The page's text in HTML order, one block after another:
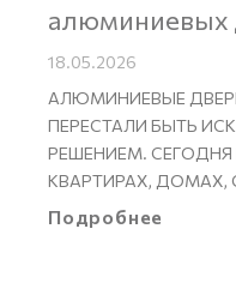
алюминиевых
18.05.2026
АЛЮМИНИЕВЫЕ
ПЕРЕСТАЛИ БЫТЬ
РЕШЕНИЕМ.
КВАРТИРАХ, ДОМАХ,
Подробнее